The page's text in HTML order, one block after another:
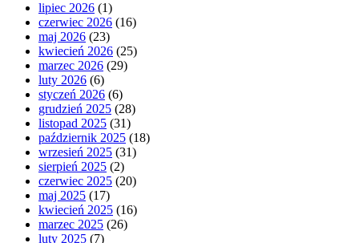
lipiec 2026 (1)
czerwiec 2026 (16)
maj 2026 (23)
kwiecień 2026 (25)
marzec 2026 (29)
luty 2026 (6)
styczeń 2026 (6)
grudzień 2025 (28)
listopad 2025 (31)
październik 2025 (18)
wrzesień 2025 (31)
sierpień 2025 (2)
czerwiec 2025 (20)
maj 2025 (17)
kwiecień 2025 (16)
marzec 2025 (26)
luty 2025 (7)